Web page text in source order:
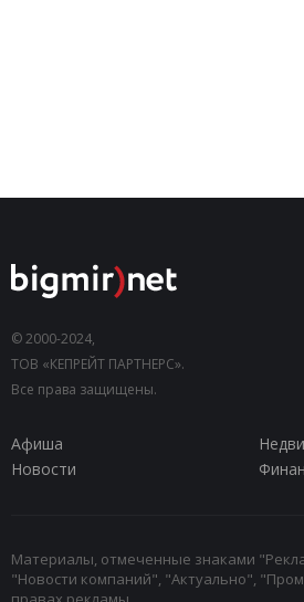
© 2000-2024,
ТОВ «КЕПРЕЙТ ПАРТНЕРС».
Все права защищены.
Афиша
Новости
Материалы, отмеченные знаками
"Новости компаний", "Актуально",